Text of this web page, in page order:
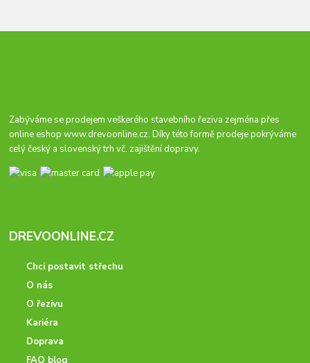
Zabýváme se prodejem veškerého stavebního řeziva zejména přes
online eshopwww.drevoonline.cz. Díky této formě prodeje pokrýváme
celý český a slovenský trh vč. zajištění dopravy.
DREVOONLINE.CZ
Chci postavit střechu
O nás
O řezivu
Kariéra
Doprava
FAQ blog